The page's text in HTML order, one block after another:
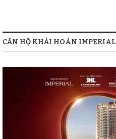
CĂN HỘ KHẢI HOÀN IMPERIAL